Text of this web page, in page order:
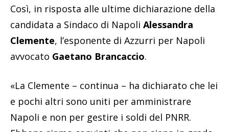
Così, in risposta alle ultime dichiarazione della
candidata a Sindaco di Napoli Alessandra
Clemente, l’esponente di Azzurri per Napoli
avvocato Gaetano Brancaccio.
«La Clemente – continua – ha dichiarato che lei
e pochi altri sono uniti per amministrare
Napoli e non per gestire i soldi del PNRR.